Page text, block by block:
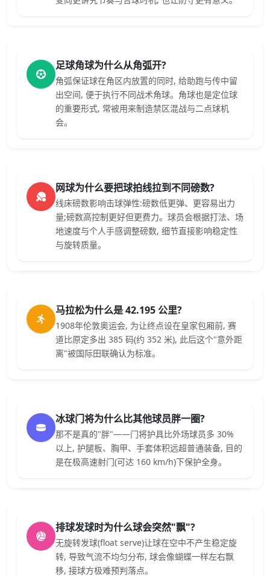
足球角球为什么从角弧开?
角弧保证球在角区内放置的同时, 给助跑与传中留
出空间, 便于执行不同战术角球。角球也是定位球
的重要形式, 常被用来制造禁区混战与二点球机
会。
网球为什么要把球拍线拉到不同磅数?
线床磅数影响击球弹性:磅数低更弹、更容易出力
量;磅数高控制更好但更费力。球员会根据打法、场
地速度与个人手感调整磅数, 细节直接影响稳定性
与旋转质量。
马拉松为什么是 42.195 公里?
1908年伦敦奥运会, 为让终点设在皇家包厢前, 赛
道比原定多出 385 码(约 352 米), 此后这个"意外距
离"被国际田联确认为标准。
冰球门将为什么比其他球员胖一圈?
那不是真的"胖"——门将护具比外场球员多 30%
以上, 护腿板、胸甲、手套体积远超普通装备, 目的
是在极高速射门(可达 160 km/h)下保护全身。
排球发球时为什么球会突然"飘"?
无旋转发球(float serve)让球在空中不产生稳定旋
转, 导致气流不均匀分布, 球会像蝴蝶一样左右飘
移, 接球方极难预判落点。